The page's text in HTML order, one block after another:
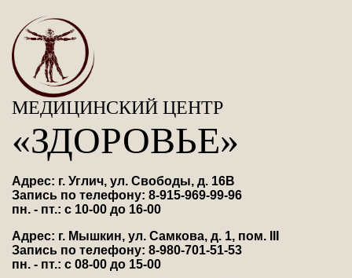
МЕДИЦИНСКИЙ ЦЕНТР
«ЗДОРОВЬЕ»
Адрес: г. Углич, ул. Свободы, д. 16В
Запись по телефону: 8-915-969-99-96
пн. - пт.: с 10-00 до 16-00
Адрес: г. Мышкин, ул. Самкова, д. 1, пом. III
Запись по телефону: 8-980-701-51-53
пн. - пт.: с 08-00 до 15-00